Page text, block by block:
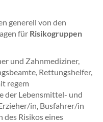
generell von den
für Risikogruppen
und Zahnmediziner,
Rettungshelfer,
regem
der Lebensmittel- und
in, Busfahrer/in
des Risikos eines